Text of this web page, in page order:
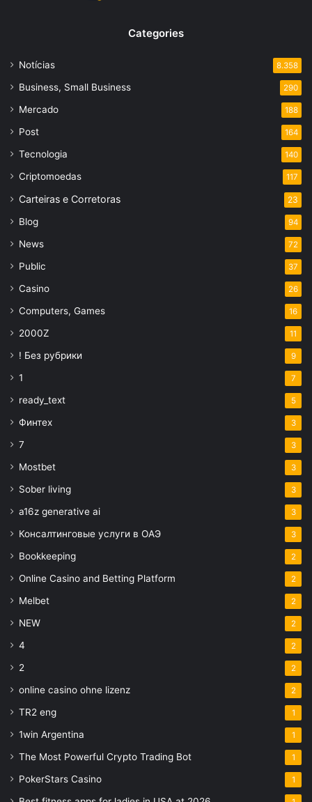
Categories
Notícias 8.358
Business, Small Business 290
Mercado 188
Post 164
Tecnologia 140
Criptomoedas 117
Carteiras e Corretoras 23
Blog 94
News 72
Public 37
Casino 26
Computers, Games 16
2000Z 11
! Без рубрики 9
1 7
ready_text 5
Финтех 3
7 3
Mostbet 3
Sober living 3
a16z generative ai 3
Консалтинговые услуги в ОАЭ 3
Bookkeeping 2
Online Casino and Betting Platform 2
Melbet 2
NEW 2
4 2
2 2
online casino ohne lizenz 2
TR2 eng 1
1win Argentina 1
The Most Powerful Crypto Trading Bot 1
PokerStars Casino 1